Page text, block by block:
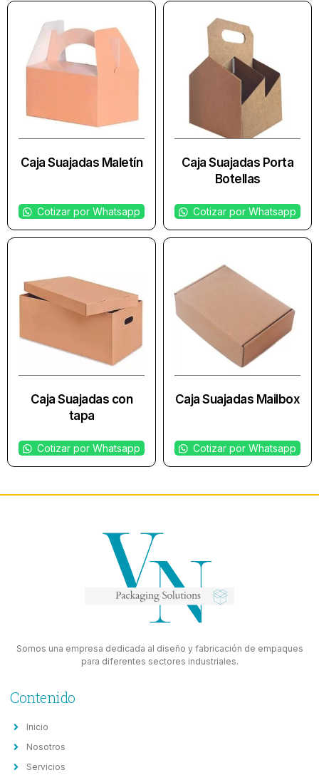
Caja Suajadas Maletín
Cotizar por Whatsapp
Caja Suajadas Porta
Botellas
Cotizar por Whatsapp
Caja Suajadas con
tapa
Cotizar por Whatsapp
Caja Suajadas Mailbox
Cotizar por Whatsapp
Somos una empresa dedicada al diseño y fabricación de empaques
para diferentes sectores industriales.
Contenido
Inicio
Nosotros
Servicios